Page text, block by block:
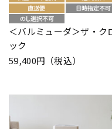
＜バルミューダ＞ザ・ク
ック
59,400円（税込）